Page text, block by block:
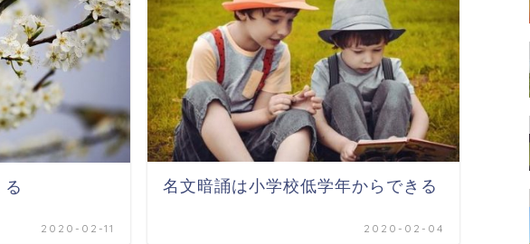
2020-02-11
名文暗誦は小学校低学年からできる
2020-02-04